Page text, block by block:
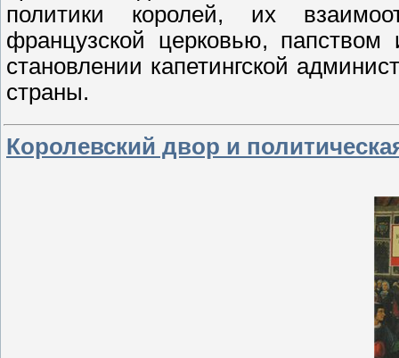
политики королей, их
французской церковью,
становлении капетингской
страны.
Королевский двор и